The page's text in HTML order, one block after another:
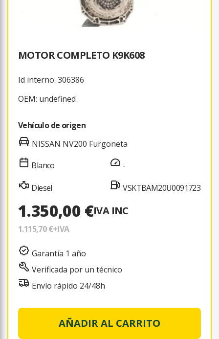
MOTOR COMPLETO K9K608
Id interno: 306386
OEM: undefined
Vehículo de origen
NISSAN NV200 Furgoneta
Blanco
Diesel
-
VSKTBAM20U0091723
1.350,00 €IVA INC
1.115,70 €+IVA
Garantía 1 año
Verificada por un técnico
Envío rápido 24/48h
AÑADIR AL CARRITO